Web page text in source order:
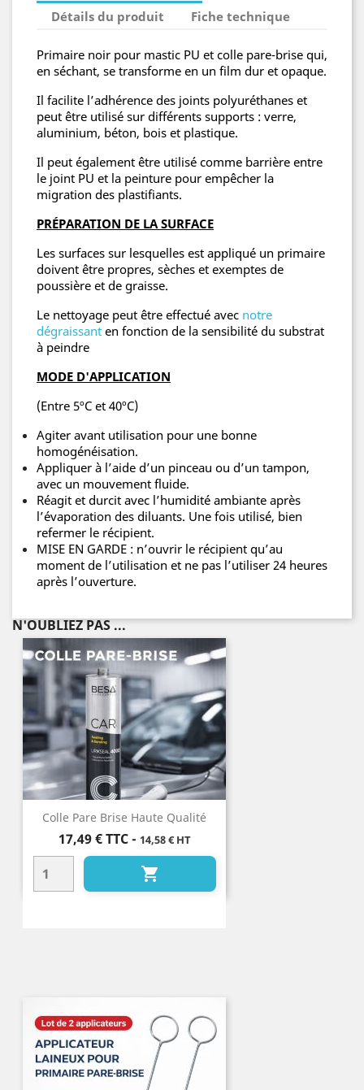
Détails du produit
Fiche technique
Primaire noir pour mastic PU et colle pare-brise qui,
en séchant, se transforme en un film dur et opaque.
Il facilite l’adhérence des joints polyuréthanes et
peut être utilisé sur différents supports : verre,
aluminium, béton, bois et plastique.
Il peut également être utilisé comme barrière entre
le joint PU et la peinture pour empêcher la
migration des plastifiants.
PRÉPARATION DE LA SURFACE
Les surfaces sur lesquelles est appliqué un primaire
doivent être propres, sèches et exemptes de
poussière et de graisse.
Le nettoyage peut être effectué avec notre
dégraissant en fonction de la sensibilité du substrat
à peindre
MODE D'APPLICATION
(Entre 5ºC et 40ºC)
Agiter avant utilisation pour une bonne
homogénéisation.
Appliquer à l’aide d’un pinceau ou d’un tampon,
avec un mouvement fluide.
Réagit et durcit avec l’humidité ambiante après
l’évaporation des diluants. Une fois utilisé, bien
refermer le récipient.
MISE EN GARDE : n’ouvrir le récipient qu’au
moment de l’utilisation et ne pas l’utiliser 24 heures
après l’ouverture.
N'OUBLIEZ PAS ...
Colle Pare Brise Haute Qualité
Prix
17,49 € TTC- 14,58 € HT
